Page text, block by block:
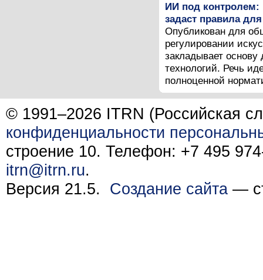
ИИ под контролем:
задаст правила
Опубликован для
регулировании
закладывает
технологий. Речь
полноценной
© 1991–2026 ITRN (Российская
конфиденциальности
строение 10. Телефон: +7 495
itrn@itrn.ru.
Версия 21.5. Создание сайта —